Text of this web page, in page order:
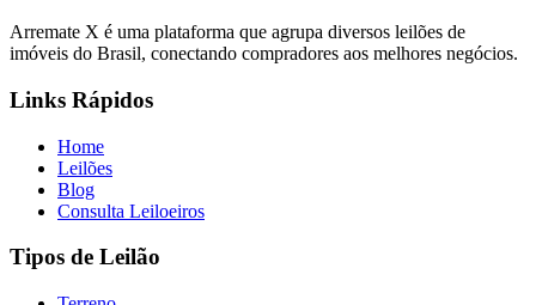
Arremate X é uma plataforma que agrupa diversos leilões de
imóveis do Brasil, conectando compradores aos melhores negócios.
Links Rápidos
Home
Leilões
Blog
Consulta Leiloeiros
Tipos de Leilão